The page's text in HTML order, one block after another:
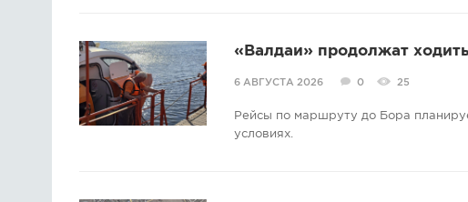
«Валдаи» продолжат
6 АВГУСТА 2026 0 25
Рейсы по маршруту до Бора
условиях.